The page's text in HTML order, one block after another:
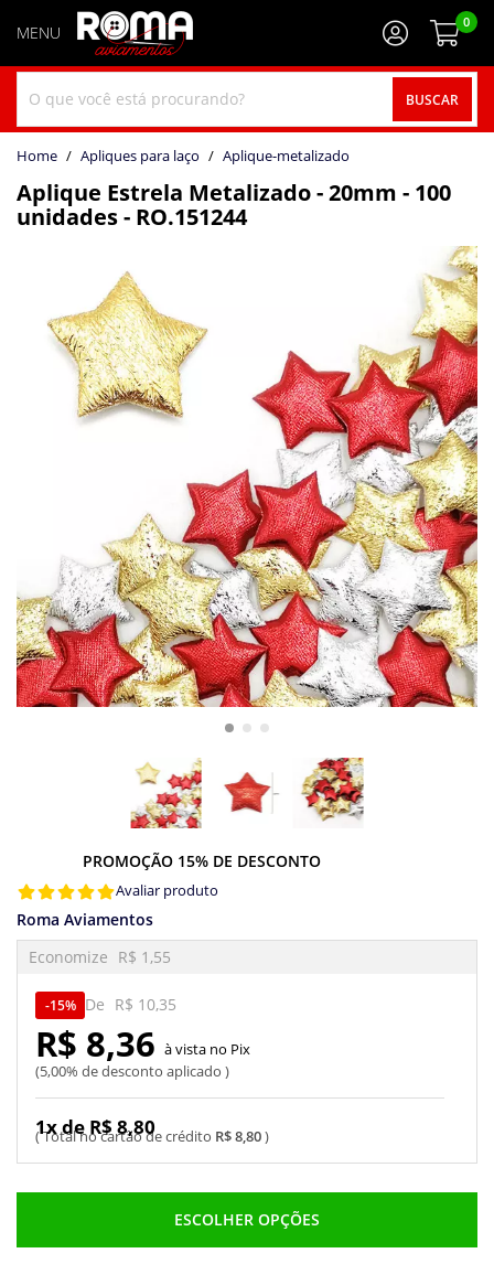
BUSCAR
0
home Apliques para laço aplique-metalizado
Aplique Estrela Metalizado - 20mm - 100
unidades - RO.151244
PROMOÇÃO 15% DE DESCONTO
Avaliar produto
Roma Aviamentos
De R$ 10,35
R$ 8,80
Economize R$ 1,55
15%
1x de R$ 8,80
R$ 8,36
5,00% de desconto aplicado
Pix
ESCOLHER OPÇÕES